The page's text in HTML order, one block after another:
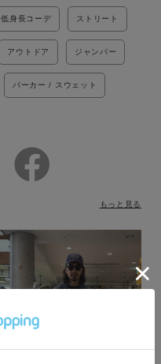
低身長コーデ ストリート
アウトドア ジャンパー
パーカー / スウェット
もっと見る